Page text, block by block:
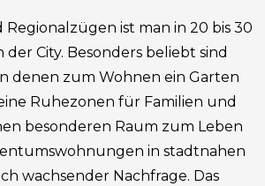
Regionalzügen ist man in 20 bis 30
City. Besonders beliebt sind
denen zum Wohnen ein Garten
Ruhezonen für Familien und
besonderen Raum zum Leben
in stadtnahen
wachsender Nachfrage. Das